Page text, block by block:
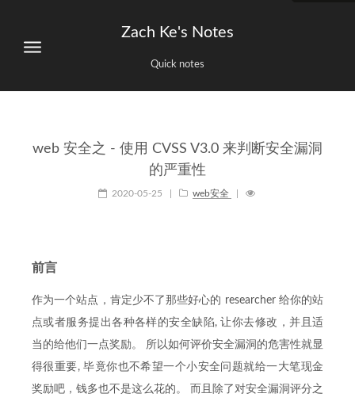
Zach Ke's Notes
Quick notes
web 安全之 - 使用 CVSS V3.0 来判断安全漏洞
的严重性
2020-05-25 web安全
前言
作为一个站点，肯定少不了那些好心的 researcher 给你的站
点或者服务提出各种各样的安全缺陷, 让你去修改，并且适
当的给他们一点奖励。 所以如何评价安全漏洞的危害性就显
得很重要, 毕竟你也不希望一个小安全问题就给一大笔现金
奖励吧，钱多也不是这么花的。 而且除了对安全漏洞评分之